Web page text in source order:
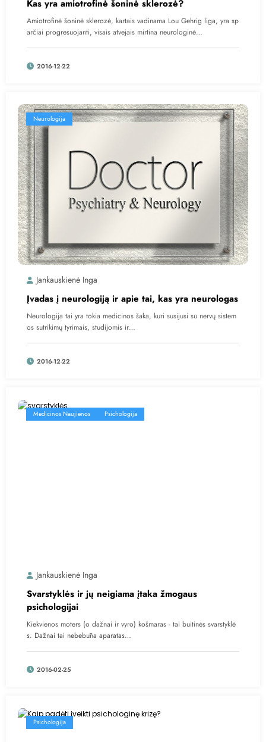
Kas yra amiotrofinė šoninė sklerozė?
Amiotrofinė šoninė sklerozė, kartais vadinama Lou Gehrig liga, yra sp
arčiai progresuojanti, visais atvejais mirtina neurologinė…
2016-12-22
Neurologija
Jankauskienė Inga
Įvadas į neurologiją ir apie tai, kas yra neurologas
Neurologija tai yra tokia medicinos šaka, kuri susijusi su nervų sistem
os sutrikimų tyrimais, studijomis ir…
2016-12-22
Medicinos Naujienos Psichologija
Jankauskienė Inga
Svarstyklės ir jų neigiama įtaka žmogaus
psichologijai
Kiekvienos moters (o dažnai ir vyro) košmaras - tai buitinės svarstyklė
s. Dažnai tai nebebūna aparatas…
2016-02-25
Psichologija